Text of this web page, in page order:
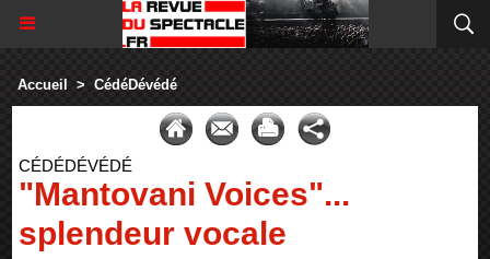
Accueil > CédéDévédé
CÉDÉDÉVÉDÉ
"Mantovani Voices"...
splendeur vocale